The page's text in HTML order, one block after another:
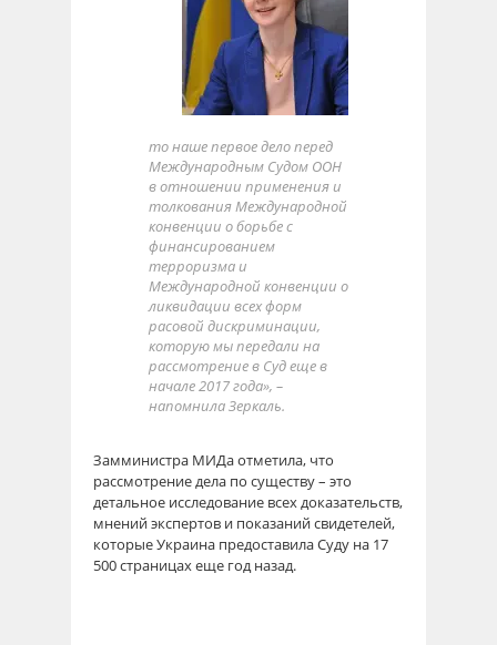
то наше первое дело перед
Международным Судом ООН
в отношении применения и
толкования Международной
конвенции о борьбе с
финансированием
терроризма и
Международной конвенции о
ликвидации всех форм
расовой дискриминации,
которую мы передали на
рассмотрение в Суд еще в
начале 2017 года», –
напомнила Зеркаль.
Замминистра МИДа отметила, что
рассмотрение дела по существу – это
детальное исследование всех доказательств,
мнений экспертов и показаний свидетелей,
которые Украина предоставила Суду на 17
500 страницах еще год назад.